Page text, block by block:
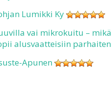
Lumikki Ky
vai mikrokuitu –
alusvaatteisiin parhaiten
Apunen